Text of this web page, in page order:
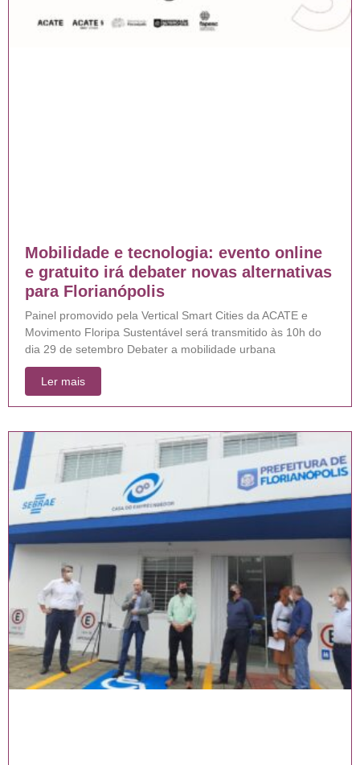
Mobilidade e tecnologia: evento online
e gratuito irá debater novas alternativas
para Florianópolis
Painel promovido pela Vertical Smart Cities da ACATE e
Movimento Floripa Sustentável será transmitido às 10h do
dia 29 de setembro Debater a mobilidade urbana
Ler mais